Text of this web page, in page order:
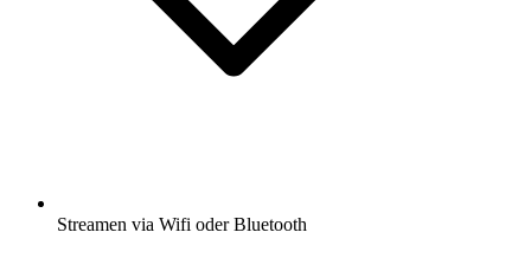
Streamen via Wifi oder Bluetooth